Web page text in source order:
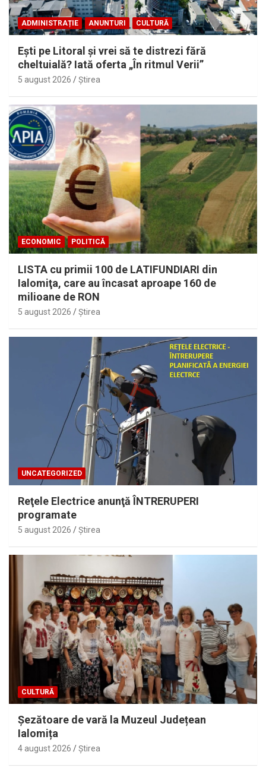
ADMINISTRAȚIE ANUNTURI CULTURĂ
Eşti pe Litoral şi vrei să te distrezi fără
cheltuială? Iată oferta „În ritmul Verii”
5 august 2026 Ştirea
ECONOMIC POLITICĂ
LISTA cu primii 100 de LATIFUNDIARI din
Ialomiţa, care au încasat aproape 160 de
milioane de RON
5 august 2026 Ştirea
UNCATEGORIZED
Reţele Electrice anunţă ÎNTRERUPERI
programate
5 august 2026 Ştirea
CULTURĂ
Șezătoare de vară la Muzeul Județean
Ialomița
4 august 2026 Ştirea